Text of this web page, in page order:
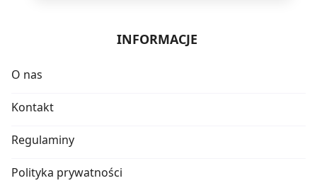
INFORMACJE
O nas
Kontakt
Regulaminy
Polityka prywatności